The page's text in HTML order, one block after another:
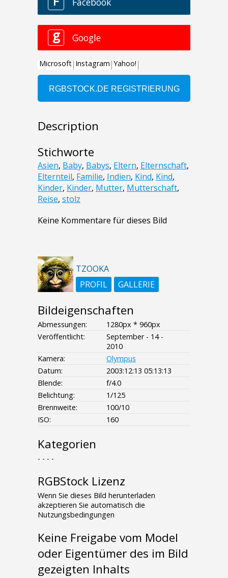
Description
Stichworte
Asien, Baby, Babys, Eltern, Elternschaft,
Elternteil, Familie, Indien, Kind, Kind,
Kinder, Kinder, Mutter, Mutterschaft,
Reise, stolz
Keine Kommentare für dieses Bild
TZOOKA
PROFIL
GALLERIE
Bildeigenschaften
Abmessungen:
1280px * 960px
Veröffentlicht:
September - 14 -
2010
Kamera:
Olympus
Datum:
2003:12:13 05:13:13
Blende:
f/4.0
Belichtung:
1/125
Brennweite:
100/10
ISO:
160
Kategorien
- - - -
RGBStock Lizenz
Wenn Sie dieses Bild herunterladen
akzeptieren Sie automatisch die
Nutzungsbedingungen
Keine Freigabe vom Model
oder Eigentümer des im Bild
gezeigten Inhalts